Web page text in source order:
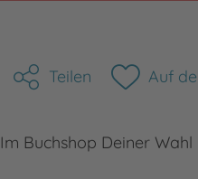
Teilen Auf
Im Buchshop Deiner Wahl